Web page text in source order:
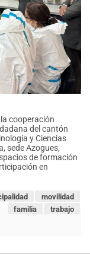
cooperación
del cantón
y Ciencias
sede Azogues,
de formación
en
movilidad
trabajo
familia